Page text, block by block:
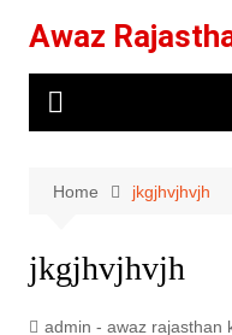
content
Awaz
Home jkgjhvjhvjh
jkgjhvjhvjh
admin - awaz rajasthan